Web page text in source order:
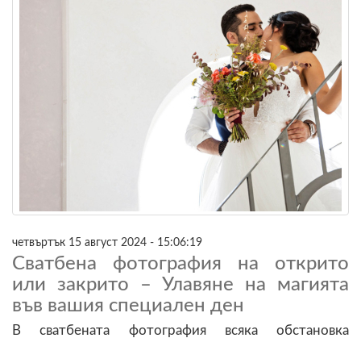
четвъртък 15 август 2024 - 15:06:19
Сватбена фотография на открито
или закрито – Улавяне на магията
във вашия специален ден
В сватбената фотография всяка обстановка